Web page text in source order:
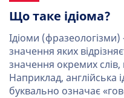
Що таке ідіома?
Ідіоми
значення яких
значення окремих
Наприклад, англійська
буквально означає